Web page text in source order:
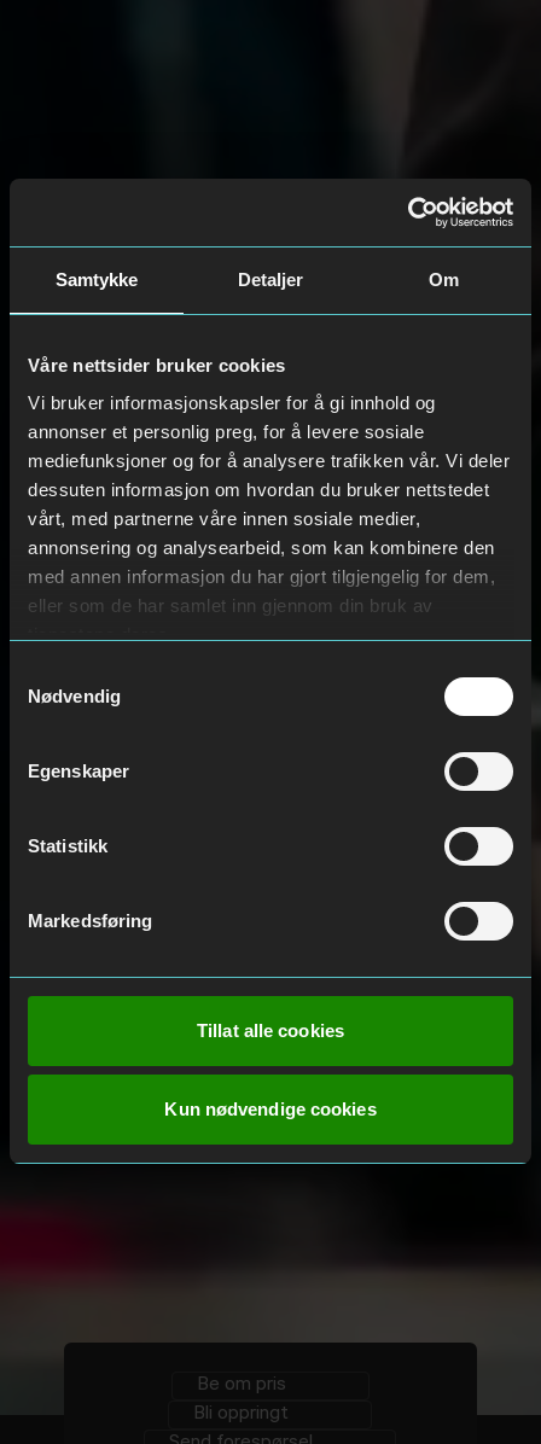
Samtykke Detaljer Om
Våre nettsider bruker cookies
Vi bruker informasjonskapsler for å gi innhold og
annonser et personlig preg, for å levere sosiale
mediefunksjoner og for å analysere trafikken vår. Vi deler
dessuten informasjon om hvordan du bruker nettstedet
vårt, med partnerne våre innen sosiale medier,
annonsering og analysearbeid, som kan kombinere den
med annen informasjon du har gjort tilgjengelig for dem,
eller som de har samlet inn gjennom din bruk av
Nødvendig
Egenskaper
Statistikk
Markedsføring
Tillat alle cookies
Kun nødvendige cookies
Be om pris
Bli oppringt